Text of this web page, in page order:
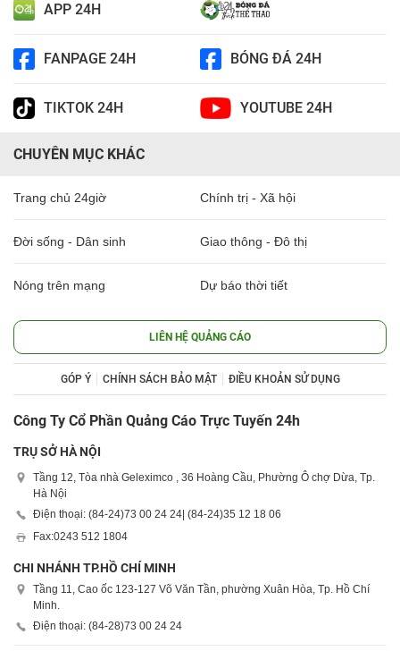
APP 24H
FANPAGE 24H BÓNG ĐÁ 24H
TIKTOK 24H YOUTUBE 24H
CHUYÊN MỤC KHÁC
Trang chủ 24giờ Chính trị - Xã hội
Đời sống - Dân sinh Giao thông - Đô thị
Nóng trên mạng Dự báo thời tiết
LIÊN HỆ QUẢNG CÁO
GÓP Ý CHÍNH SÁCH BẢO MẬT ĐIỀU KHOẢN SỬ DỤNG
Công Ty Cổ Phần Quảng Cáo Trực Tuyến 24h
TRỤ SỞ HÀ NỘI
Tầng 12, Tòa nhà Geleximco , 36 Hoàng Cầu, Phường Ô chợ Dừa, Tp.
Hà Nội
Điện thoại: (84-24)73 00 24 24| (84-24)35 12 18 06
Fax:0243 512 1804
CHI NHÁNH TP.HỒ CHÍ MINH
Tầng 11, Cao ốc 123-127 Võ Văn Tần, phường Xuân Hòa, Tp. Hồ Chí
Minh.
Điện thoại: (84-28)73 00 24 24